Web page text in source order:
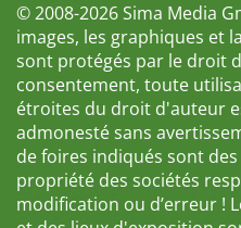
© 2008-2026 Sima Media
images, les graphiques et
sont protégés par le droit
consentement, toute
étroites du droit d'auteur
admonesté sans
de foires indiqués sont
propriété des sociétés
modification ou d’erreur !